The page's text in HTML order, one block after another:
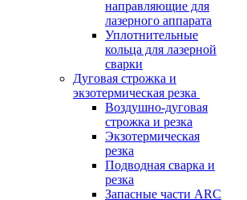
направляющие для
лазерного аппарата
Уплотнительные
кольца для лазерной
сварки
Дуговая строжка и
экзотермическая резка
Воздушно-дуговая
строжка и резка
Экзотермическая
резка
Подводная сварка и
резка
Запасные части ARC